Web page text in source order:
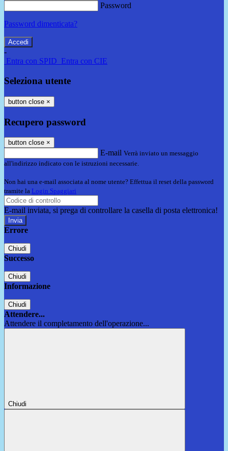
Password
Password dimenticata?
-
Entra con SPID Entra con CIE
Seleziona utente
button close ×
Recupero password
button close ×
E-mail Verrà inviato un messaggio
all'indirizzo indicato con le istruzioni necessarie.
Non hai una e-mail associata al nome utente? Effettua il reset della password
tramite la Login Spaggiari
E-mail inviata, si prega di controllare la casella di posta elettronica!
Errore
Chiudi
Successo
Chiudi
Informazione
Chiudi
Attendere...
Attendere il completamento dell'operazione...
Chiudi